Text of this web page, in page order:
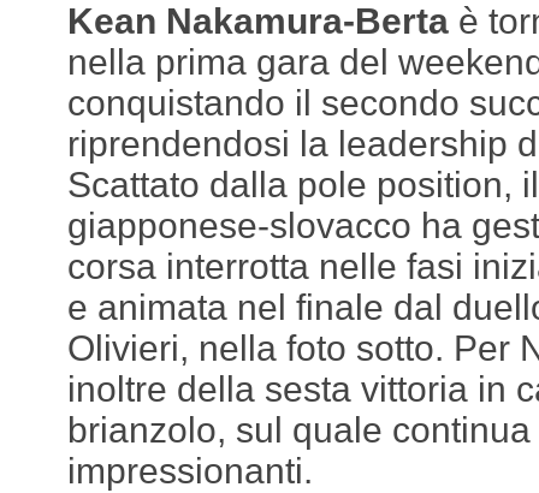
Kean Nakamura-Berta è
nella prima gara del
conquistando il secondo
riprendendosi la leadership
Scattato dalla pole position,
giapponese-slovacco ha
corsa interrotta nelle fasi
e animata nel finale dal
Olivieri, nella foto sotto. Per
inoltre della sesta vittoria in
brianzolo, sul quale
impressionanti.